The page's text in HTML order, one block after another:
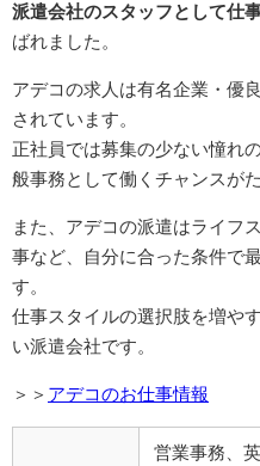
派遣会社のスタッフとして仕
ばれました。
アデコの求人は有名企業・優
されています。
正社員では募集の少ない憧れ
般事務として働くチャンスが
また、アデコの派遣はライフ
事など、自分に合った条件で
す。
仕事スタイルの選択肢を増や
い派遣会社です。
＞＞ アデコのお仕事情報
営業事務、